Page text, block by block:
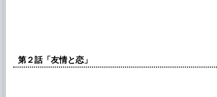
第２話「友情と恋」